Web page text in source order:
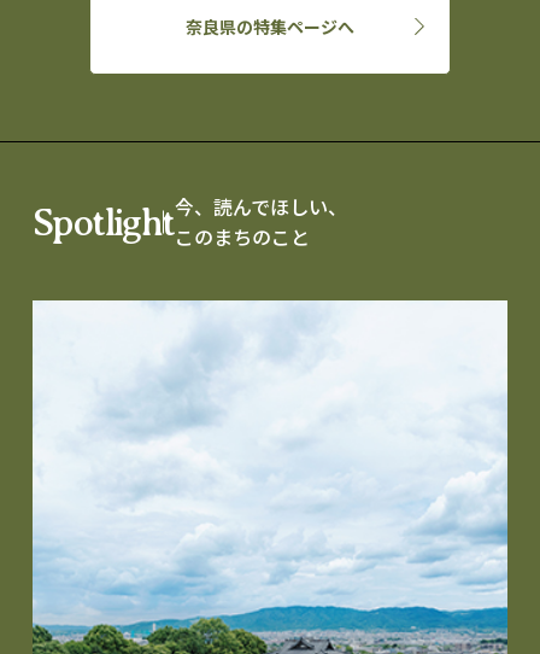
奈良県の特集ページへ
Spotlight今、読んでほしい、
このまちのこと